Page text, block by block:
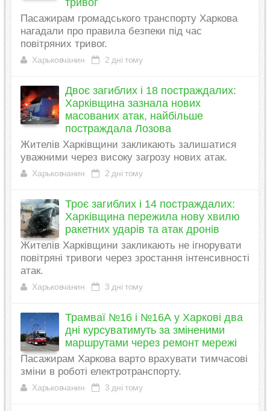
Пасажирам громадського транспорту Харкова
нагадали про правила безпеки під час
повітряних тривог.
Харьковчанин 2 дні тому
Двоє загиблих і 18 постраждалих:
Харківщина зазнала нових
масованих атак, найбільше
постраждала Лозова
Жителів Харківщини закликають залишатися
уважними через високу загрозу нових атак.
Харьковчанин 2 дні тому
Троє загиблих і 14 постраждалих:
Харківщина пережила нову хвилю
ракетних ударів та атак дронів
Жителів Харківщини закликають не ігнорувати
повітряні тривоги через зростання інтенсивності
атак.
Харьковчанин 3 дні тому
Трамваї №16 і №16А у Харкові два
дні курсуватимуть за зміненими
маршрутами через ремонт мережі
Пасажирам Харкова варто врахувати тимчасові
зміни в роботі електротранспорту.
Харьковчанин 3 дні тому